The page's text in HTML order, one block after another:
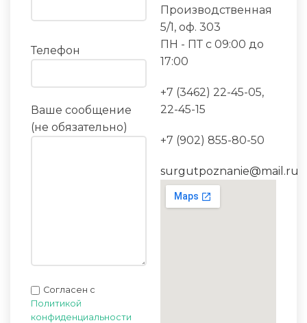
Телефон
Ваше сообщение
(не обязательно)
Согласен с
Политикой
конфиденциальности
Производственная
5/1, оф. 303
ПН - ПТ с 09:00 до
17:00
+7 (3462) 22-45-05,
22-45-15
+7 (902) 855-80-50
surgutpoznanie@mail.ru